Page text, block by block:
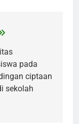
pada
ciptaan
sekolah